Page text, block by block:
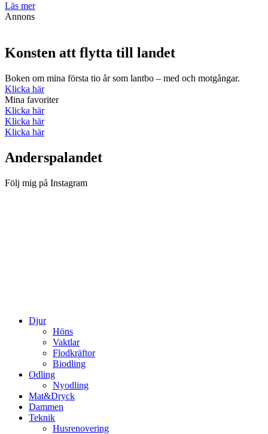
Läs mer
Annons
Konsten att flytta till landet
Boken om mina första tio år som lantbo – med och motgångar.
Klicka här
Mina favoriter
Klicka här
Klicka här
Klicka här
Anderspalandet
Följ mig på Instagram
Djur
Höns
Vaktlar
Flodkräftor
Biodling
Odling
Nyodling
Mat&Dryck
Dammen
Teknik
Husrenovering